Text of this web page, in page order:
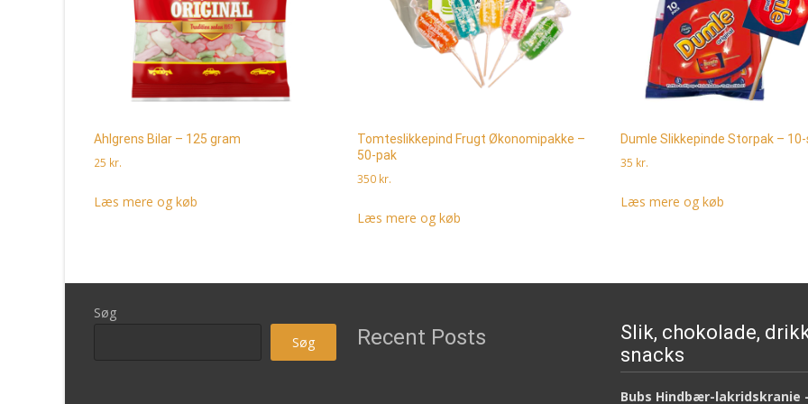
Ahlgrens Bilar – 125 gram
25 kr.
Læs mere og køb
Tomteslikkepind Frugt Økonomipakke –
50-pak
350 kr.
Læs mere og køb
Dumle Slikkepinde Storpak –
35 kr.
Læs mere og køb
Søg
Søg
Recent Posts
Slik, chokolade,
snacks
Bubs Hindbær-lakridskranie -